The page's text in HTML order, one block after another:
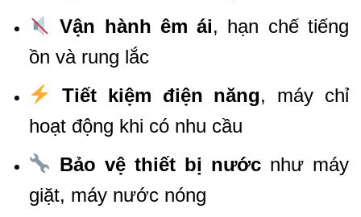
Vận hành êm ái, hạn chế tiếng
ồn và rung lắc
Tiết kiệm điện năng, máy chỉ
hoạt động khi có nhu cầu
Bảo vệ thiết bị nước như máy
giặt, máy nước nóng